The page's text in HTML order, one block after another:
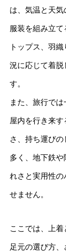
は、気温と天
服装を組み立て
トップス、羽
況に応じて着脱
す。
また、旅行で
屋内を行き来
さ、持ち運び
多く、地下鉄
れさと実用性
せません。
ここでは、上
足元の選び方